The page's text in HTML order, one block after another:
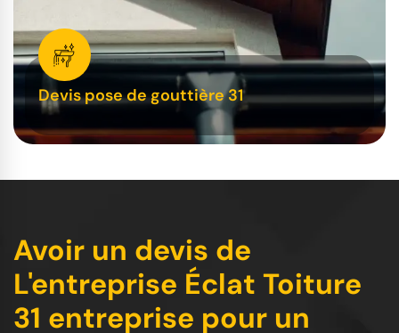
Devis pose de gouttière 31
Avoir un devis de
L'entreprise Éclat Toiture
31 entreprise pour un